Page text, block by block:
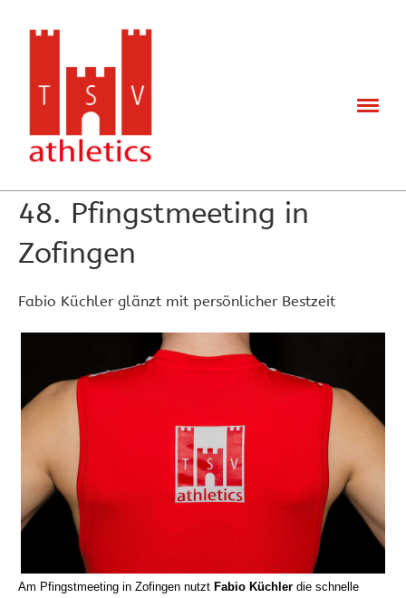
Zurück
48. Pfingstmeeting in
Zofingen
Fabio Küchler glänzt mit persönlicher Bestzeit
Am Pfingstmeeting in Zofingen nutzt Fabio Küchler die schnelle